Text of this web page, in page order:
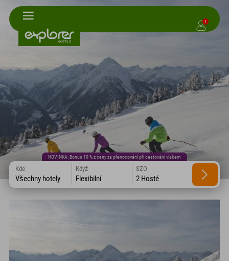
1
NOVINKA: Bonus 10 % z ceny za přenocování při cestování vlakem
Kde
Všechny hotely
Když
Flexibilní
SZO
2 Hosté